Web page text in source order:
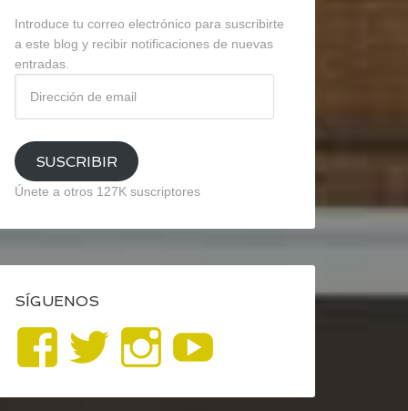
Introduce tu correo electrónico para suscribirte
a este blog y recibir notificaciones de nuevas
entradas.
email
SUSCRIBIR
Únete a otros 127K suscriptores
SÍGUENOS
Ver
perfil
Ver
perfil
Ver
perfil